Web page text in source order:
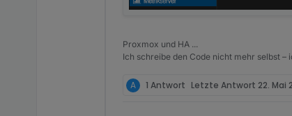
Proxmox und HA ...
Ich schreibe den Code nicht mehr selbst
A 1 Antwort Letzte Antwort 22. Mai